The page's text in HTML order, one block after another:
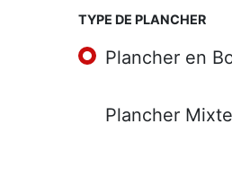
TYPE DE PLANCHER
Plancher en
Plancher